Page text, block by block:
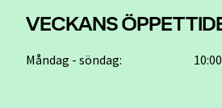
VECKANS
Måndag - söndag: